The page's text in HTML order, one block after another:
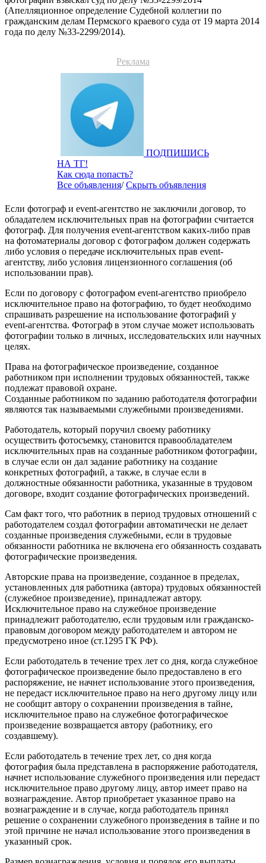
(Апелляционное определение Судебной коллегии по
гражданским делам Пермского краевого суда от 19 марта 2014
года по делу №33-2299/2014).
Реклама
ПОДПИШИСЬ
НА ТГ!
Как сюда попасть?
Все объявления/Скрыть объявления
Если фотограф и event-агентство не заключили договор, то
обладателем исключительных прав на фотографии считается
фотограф. Для получения event-агентством каких-либо прав
на фотоматериалы договор с фотографом должен содержать
либо условия о передаче исключительных прав event-
агентству, либо условия лицензионного соглашения (об
использовании прав).
Если по договору с фотографом event-агентство приобрело
исключительное право на фотографию, то будет необходимо
спрашивать разрешение на использование фотографий у
event-агентства. Фотограф в этом случае может использовать
фотографии только в личных, исследовательских или научных
целях.
Права на фотографическое произведение, созданное
работником при исполнении трудовых обязанностей, также
подлежат правовой охране.
Созданные работником по заданию работодателя фотографии
являются так называемыми служебными произведениями.
Работодатель, который поручил своему работнику
осуществить фотосъемку, становится правообладателем
исключительных прав на созданные работником фотографии,
в случае если он дал задание работнику на создание
конкретных фотографий, а также, в случае если в
должностные обязанности работника, указанные в трудовом
договоре, входит создание фотографических произведений.
Сам факт того, что работник в период трудовых отношений с
работодателем создал фотографии автоматически не делает
созданные произведения служебными, если в трудовые
обязанности работника не включена его обязанность создавать
фотографические произведения.
Авторские права на произведение, созданное в пределах,
установленных для работника (автора) трудовых обязанностей
(служебное произведение), принадлежат автору.
Исключительное право на служебное произведение
принадлежит работодателю, если трудовым или гражданско-
правовым договором между работодателем и автором не
предусмотрено иное (ст.1295 ГК РФ).
Если работодатель в течение трех лет со дня, когда служебное
фотографическое произведение было предоставлено в его
распоряжение, не начнет использование этого произведения,
не передаст исключительное право на него другому лицу или
не сообщит автору о сохранении произведения в тайне,
исключительное право на служебное фотографическое
произведение возвращается автору (работнику, его
создавшему).
Если работодатель в течение трех лет, со дня когда
фотография была представлена в распоряжение работодателя,
начнет использование служебного произведения или передаст
исключительное право другому лицу, автор имеет право на
вознаграждение. Автор приобретает указанное право на
вознаграждение и в случае, когда работодатель принял
решение о сохранении служебного произведения в тайне и по
этой причине не начал использование этого произведения в
указанный срок.